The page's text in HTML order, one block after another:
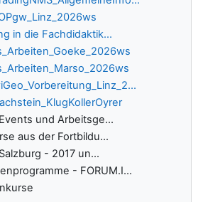
in die Fachdidaktik...
und Arbeitsge...
aus der Fortbildu...
- 2017 un...
- FORUM.I...